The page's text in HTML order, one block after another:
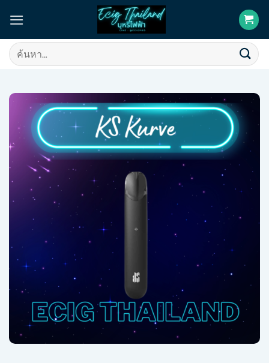
content
ค้นหา: